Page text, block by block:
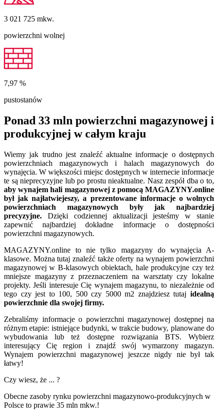
3 021 725 mkw.
powierzchni wolnej
7,97 %
pustostanów
Ponad 33 mln powierzchni magazynowej i
produkcyjnej w całym kraju
Wiemy jak trudno jest znaleźć aktualne informacje o dostępnych
powierzchniach magazynowych i halach magazynowych do
wynajęcia. W większości miejsc dostępnych w internecie informacje
te są nieprecyzyjne lub po prostu nieaktualne. Nasz zespół dba o to,
aby wynajem hali magazynowej z pomocą MAGAZYNY.online
był jak najłatwiejeszy, a prezentowane informacje o wolnych
powierzchniach magazynowych były jak najbardziej
precyzyjne. Dzięki codziennej aktualizacji jesteśmy w stanie
zapewnić najbardziej dokładne informacje o dostępności
powierzchni magazynowych.
MAGAZYNY.online to nie tylko magazyny do wynajęcia A-
klasowe. Można tutaj znaleźć także oferty na wynajem powierzchni
magazynowej w B-klasowych obiektach, hale produkcyjne czy też
mniejsze magazyny z przeznaczeniem na warsztaty czy lokalne
projekty. Jeśli interesuje Cię wynajem magazynu, to niezależnie od
tego czy jest to 100, 500 czy 5000 m2 znajdziesz tutaj idealną
powierzchnie dla swojej firmy.
Zebraliśmy informacje o powierzchni magazynowej dostępnej na
różnym etapie: istniejące budynki, w trakcie budowy, planowane do
wybudowania lub też dostępne rozwiązania BTS. Wybierz
interesujący Cię region i znajdź swój wymarzony magazyn.
Wynajem powierzchni magazynowej jeszcze nigdy nie był tak
łatwy!
Czy wiesz, że ... ?
Obecne zasoby rynku powierzchni magazynowo-produkcyjnych w
Polsce to prawie 35 mln mkw.!